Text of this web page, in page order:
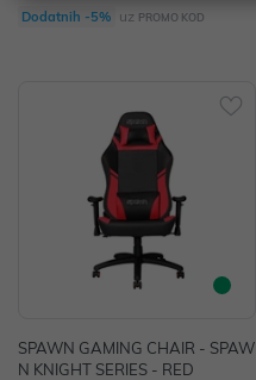
Dodatnih -5% uz PROMO KOD
SPAWN GAMING CHAIR - SPAW
N KNIGHT SERIES - RED